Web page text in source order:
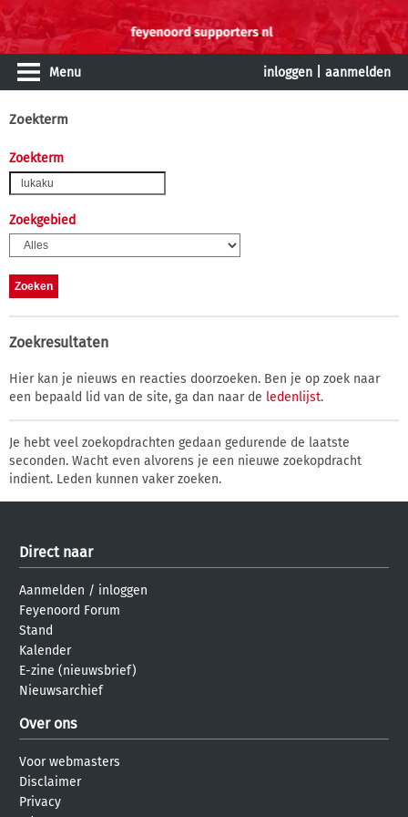
Menu inloggen aanmelden
Zoekterm
Zoekterm
Zoekgebied
Zoekresultaten
Hier kan je nieuws en reacties doorzoeken. Ben je op zoek naar
een bepaald lid van de site, ga dan naar de ledenlijst.
Je hebt veel zoekopdrachten gedaan gedurende de laatste
seconden. Wacht even alvorens je een nieuwe zoekopdracht
indient. Leden kunnen vaker zoeken.
Direct naar
Aanmelden / inloggen
Feyenoord Forum
Stand
Kalender
E-zine (nieuwsbrief)
Nieuwsarchief
Over ons
Voor webmasters
Disclaimer
Privacy